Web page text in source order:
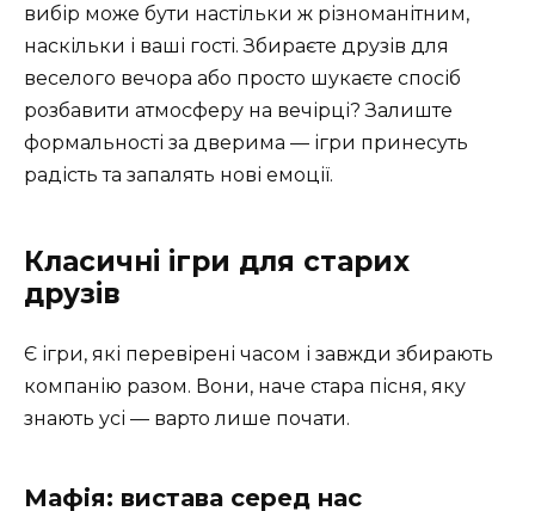
вибір може бути настільки ж різноманітним,
наскільки і ваші гості. Збираєте друзів для
веселого вечора або просто шукаєте спосіб
розбавити атмосферу на вечірці? Залиште
формальності за дверима — ігри принесуть
радість та запалять нові емоції.
Класичні ігри для старих
друзів
Є ігри, які перевірені часом і завжди збирають
компанію разом. Вони, наче стара пісня, яку
знають усі — варто лише почати.
Мафія: вистава серед нас